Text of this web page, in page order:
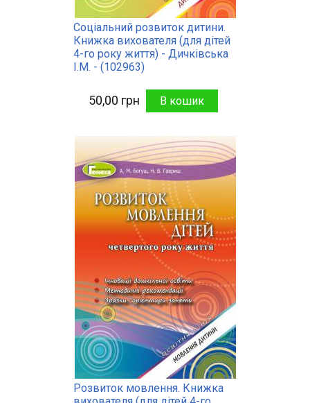
Соціальний розвиток дитини.
Книжка вихователя (для дітей
4-го року життя) - Дичківська
І.М. - (102963)
50,00 грн
Розвиток мовлення. Книжка